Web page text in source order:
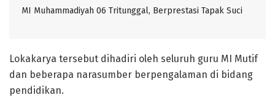
MI Muhammadiyah 06 Tritunggal, Berprestasi Tapak Suci
Lokakarya tersebut dihadiri oleh seluruh guru MI Mutif
dan beberapa narasumber berpengalaman di bidang
pendidikan.